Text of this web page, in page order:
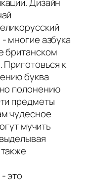
многие азбука
британском
Приготовься к
буква
полонению
предметы
чудесное
мучить
это